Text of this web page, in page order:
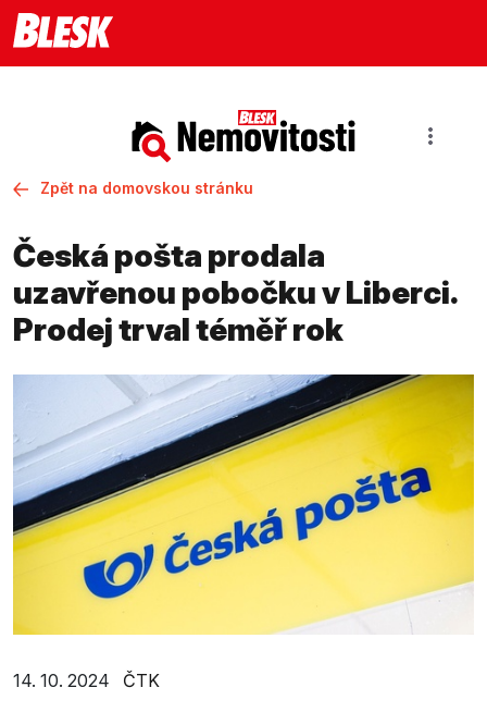
Zpět na domovskou stránku
Česká pošta prodala
uzavřenou pobočku v Liberci.
Prodej trval téměř rok
14. 10. 2024 ČTK